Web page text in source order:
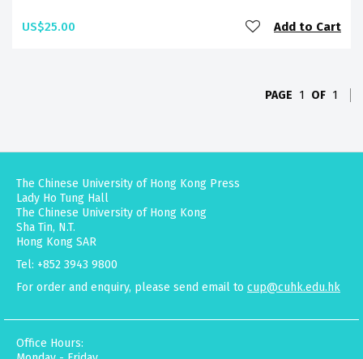
US$25.00 Add to Cart
PAGE 1 OF 1
The Chinese University of Hong Kong Press
Lady Ho Tung Hall
The Chinese University of Hong Kong
Sha Tin, N.T.
Hong Kong SAR
Tel: +852 3943 9800
For order and enquiry, please send email to cup@cuhk.edu.hk
Office Hours: